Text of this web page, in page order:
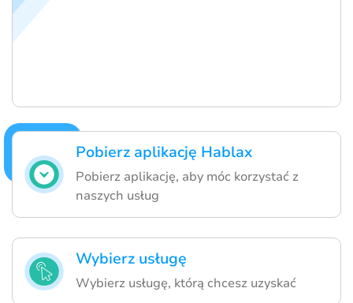
Pobierz aplikację Hablax
Pobierz aplikację, aby móc korzystać z
naszych usług
Wybierz usługę
Wybierz usługę, którą chcesz uzyskać